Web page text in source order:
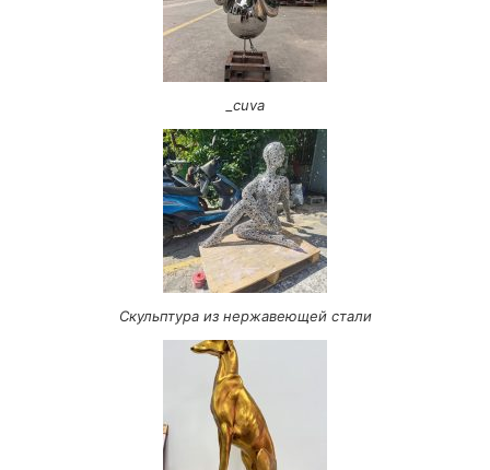
_cuva
Скульптура из нержавеющей стали